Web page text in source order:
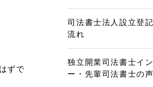
ずで
司法書士法人設立登
流れ
独立開業司法書士イ
ー・先輩司法書士の声